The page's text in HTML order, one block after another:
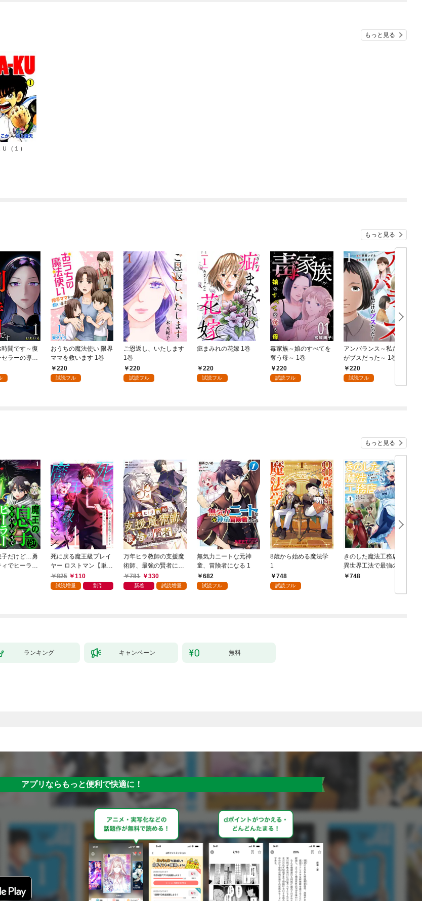
もっと見る
（１）
もっと見る
間です～復
ラーの導き
おうちの魔法使い 限界
ママを救います 1巻
220
試読フル
ご恩返し、いたします
1巻
220
試読フル
疵まみれの花嫁 1巻
220
試読フル
毒家族～娘のすべてを
奪う母～ 1巻
220
試読フル
アンバランス～私だけ
がブスだった～ 1巻
220
試読フル
もっと見る
子だけど…勇
でヒーラー
。1
死に戻る魔王級プレイ
ヤー ロストマン【単行
本版】 1巻
825 110
試読増量 割引
万年ヒラ教師の支援魔
術師、最強の賢者にな
る～不人気の支援魔術
師は給料泥棒だと魔術
781 330
新着 試読増量
無気力ニートな元神
童、冒険者になる 1
682
試読フル
8歳から始める魔法学
1
748
試読フル
きのした魔法工務店
異世界工法で最強の家
づくりを（コミック）
748
ランキング キャンペーン 無料
アプリならもっと便利で快適に！